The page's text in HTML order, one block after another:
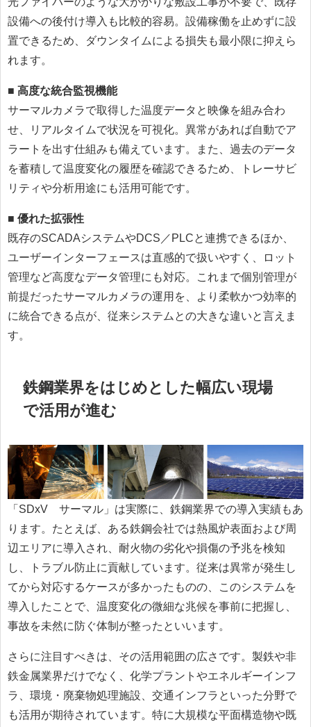
設備への後付け導入も比較的容易。設備稼働を止めずに設
置できるため、ダウンタイムによる損失も最小限に抑えら
れます。
■ 高度な統合監視機能
サーマルカメラで取得した温度データと映像を組み合わ
せ、リアルタイムで状況を可視化。異常があれば自動でア
ラートを出す仕組みも備えています。また、過去のデータ
を蓄積して温度変化の履歴を確認できるため、トレーサビ
リティや分析用途にも活用可能です。
■ 優れた拡張性
既存のSCADAシステムやDCS／PLCと連携できるほか、
ユーザーインターフェースは直感的で扱いやすく、ロット
管理など高度なデータ管理にも対応。これまで個別管理が
前提だったサーマルカメラの運用を、より柔軟かつ効率的
に統合できる点が、従来システムとの大きな違いと言えま
す。
鉄鋼業界をはじめとした幅広い現場
で活用が進む
「SDxV®サーマル」は実際に、鉄鋼業界での導入実績もあ
ります。たとえば、ある鉄鋼会社では熱風炉表面および周
辺エリアに導入され、耐火物の劣化や損傷の予兆を検知
し、トラブル防止に貢献しています。従来は異常が発生し
てから対応するケースが多かったものの、このシステムを
導入したことで、温度変化の微細な兆候を事前に把握し、
事故を未然に防ぐ体制が整ったといいます。
さらに注目すべきは、その活用範囲の広さです。製鉄や非
鉄金属業界だけでなく、化学プラントやエネルギーインフ
ラ、環境・廃棄物処理施設、交通インフラといった分野で
も活用が期待されています。特に大規模な平面構造物や既